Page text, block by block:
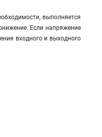
выполняется
Если напряжение
входного и выходного